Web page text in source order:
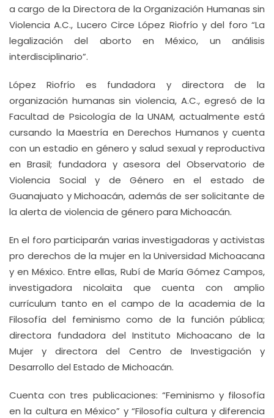
a cargo de la Directora de la Organización Humanas sin
Violencia A.C., Lucero Circe López Riofrío y del foro “La
legalización del aborto en México, un análisis
interdisciplinario”.
López Riofrío es fundadora y directora de la
organización humanas sin violencia, A.C., egresó de la
Facultad de Psicología de la UNAM, actualmente está
cursando la Maestría en Derechos Humanos y cuenta
con un estadio en género y salud sexual y reproductiva
en Brasil; fundadora y asesora del Observatorio de
Violencia Social y de Género en el estado de
Guanajuato y Michoacán, además de ser solicitante de
la alerta de violencia de género para Michoacán.
En el foro participarán varias investigadoras y activistas
pro derechos de la mujer en la Universidad Michoacana
y en México. Entre ellas, Rubí de María Gómez Campos,
investigadora nicolaita que cuenta con amplio
currículum tanto en el campo de la academia de la
Filosofía del feminismo como de la función pública;
directora fundadora del Instituto Michoacano de la
Mujer y directora del Centro de Investigación y
Desarrollo del Estado de Michoacán.
Cuenta con tres publicaciones: “Feminismo y filosofía
en la cultura en México” y “Filosofía cultura y diferencia